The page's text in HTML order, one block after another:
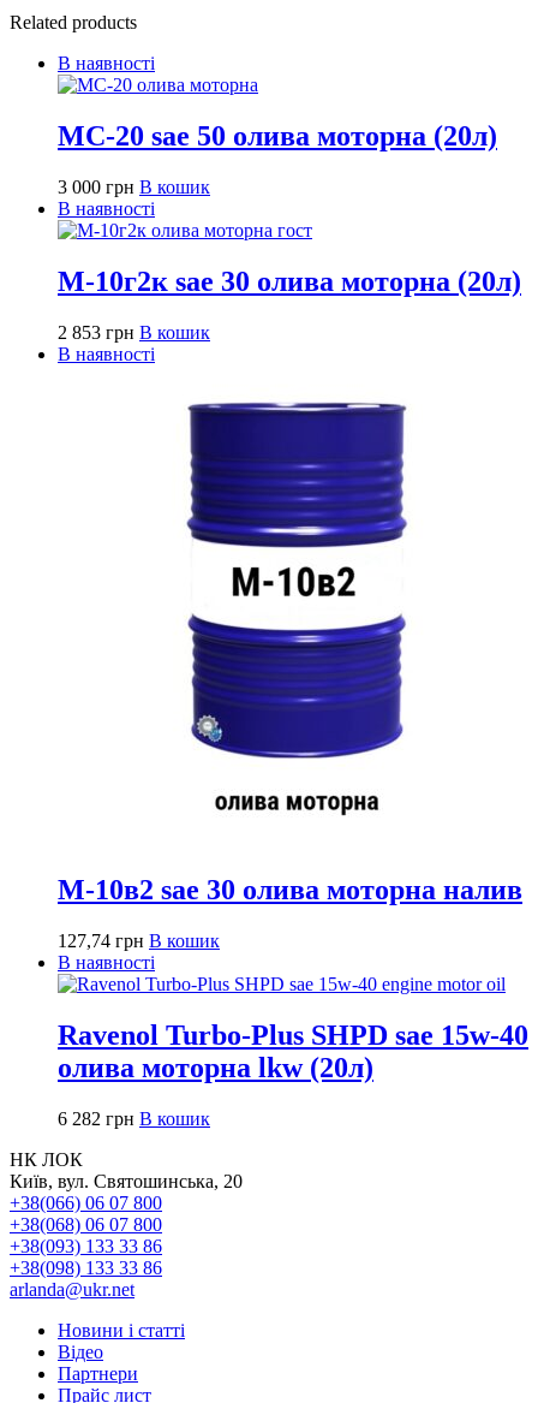
Related products
В наявності
МС-20 sae 50 олива моторна (20л)
3 000 грн В кошик
В наявності
М-10г2к sae 30 олива моторна (20л)
2 853 грн В кошик
В наявності
М-10в2 sae 30 олива моторна налив
127,74 грн В кошик
В наявності
Ravenol Turbo-Plus SHPD sae 15w-40
олива моторна lkw (20л)
6 282 грн В кошик
НК ЛОК
Київ, вул. Святошинська, 20
+38(066) 06 07 800
+38(068) 06 07 800
+38(093) 133 33 86
+38(098) 133 33 86
arlanda@ukr.net
Новини і статті
Відео
Партнери
Прайс лист